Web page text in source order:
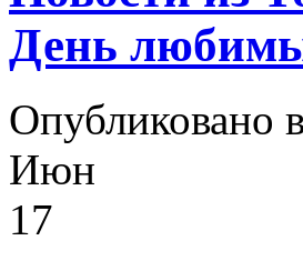
День
Опубликовано в
Июн
17